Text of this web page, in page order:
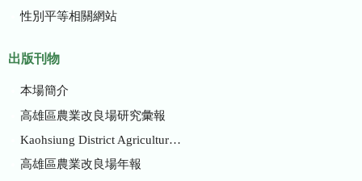
性別平等相關網站
出版刊物
本場簡介
高雄區農業改良場研究彙報
Kaohsiung District Agricultural Research and Extension Station
高雄區農業改良場年報